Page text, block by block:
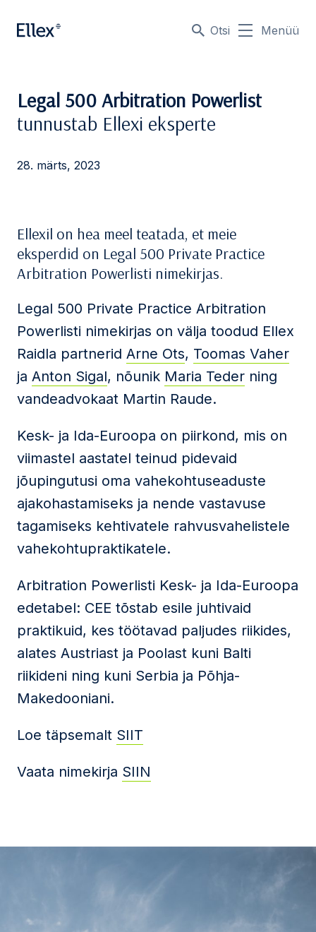
Otsi Menüü
Legal 500 Arbitration Powerlist
tunnustab Ellexi eksperte
28. märts, 2023
Ellexil on hea meel teatada, et meie
eksperdid on Legal 500 Private Practice
Arbitration Powerlisti nimekirjas.
Legal 500 Private Practice Arbitration
Powerlisti nimekirjas on välja toodud Ellex
Raidla partnerid Arne Ots, Toomas Vaher
ja Anton Sigal, nõunik Maria Teder ning
vandeadvokaat Martin Raude.
Kesk- ja Ida-Euroopa on piirkond, mis on
viimastel aastatel teinud pidevaid
jõupingutusi oma vahekohtuseaduste
ajakohastamiseks ja nende vastavuse
tagamiseks kehtivatele rahvusvahelistele
vahekohtupraktikatele.
Arbitration Powerlisti Kesk- ja Ida-Euroopa
edetabel: CEE tõstab esile juhtivaid
praktikuid, kes töötavad paljudes riikides,
alates Austriast ja Poolast kuni Balti
riikideni ning kuni Serbia ja Põhja-
Makedooniani.
Loe täpsemalt SIIT
Vaata nimekirja SIIN